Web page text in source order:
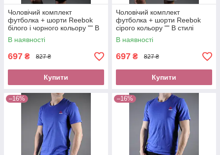
Чоловічий комплект
футболка + шорти Reebok
білого і чорного кольору "" В
стилі Reebok ""
В наявності
697 ₴ 827 ₴
Купити
Чоловічий комплект
футболка + шорти Reebok
сірого кольору "" В стилі
Reebok ""
В наявності
697 ₴ 827 ₴
Купити
–16% –16%